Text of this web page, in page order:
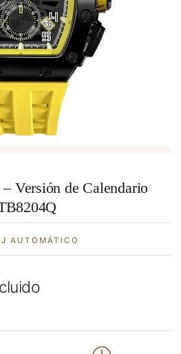
Versión de Calendario
AUTOMÁTICO